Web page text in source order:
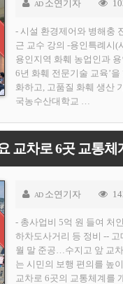
AD 소연기자
- 시설 환경제어와 병해충
근 교수 강의 -용인특례시(
용인지역 화훼 농업인과
6년 화훼 전문기술 교육’
화하고, 고품질 화훼 생산
국농수산대학교 …
교차로 6곳 교통체
AD 소연기자
- 총사업비 5억 원 들여 처
하차도사거리 등 정비 --
월 말 준공…수지고 앞 교
는 시민의 보행 편의를 높
교차로 6곳의 교통체계를